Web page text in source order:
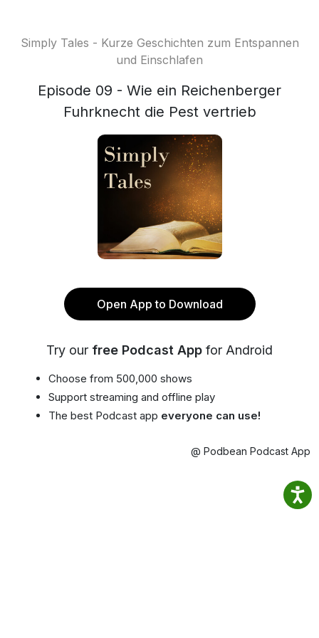
Simply Tales - Kurze Geschichten zum Entspannen
und Einschlafen
Episode 09 - Wie ein Reichenberger
Fuhrknecht die Pest vertrieb
Open App to Download
Try our free Podcast App for Android
Choose from 500,000 shows
Support streaming and offline play
The best Podcast app everyone can use!
@ Podbean Podcast App